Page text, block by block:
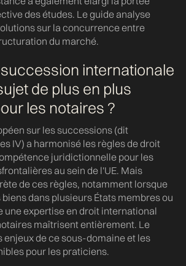
des études. Le guide analyse
sur la concurrence entre
du marché.
internationale
de plus en plus
les notaires ?
sur les successions (dit
IV) a harmonisé les règles de droit
juridictionnelle pour les
au sein de l'UE. Mais
de ces règles, notamment lorsque
dans plusieurs États membres ou
une expertise en droit international
maîtrisent entièrement. Le
enjeux de ce sous-domaine et les
pour les praticiens.